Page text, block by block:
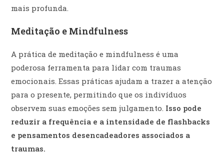
mais profunda.
Meditação e Mindfulness
A prática de meditação e mindfulness é uma
poderosa ferramenta para lidar com traumas
emocionais. Essas práticas ajudam a trazer a atenção
para o presente, permitindo que os indivíduos
observem suas emoções sem julgamento. Isso pode
reduzir a frequência e a intensidade de flashbacks
e pensamentos desencadeadores associados a
traumas.